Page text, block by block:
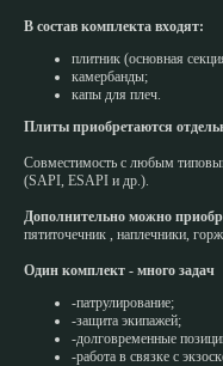
В состав комплекта входят:
плитник (основная
камербанды;
капы для плеч.
Плиты приобретаются
Совместимость с любым
(SAPI, ESAPI и др.).
Дополнительно можно
пятиточечник , наплечники,
Один комплект - много задач
-патрулирование;
-защита экипажей;
-долговременные
-работа в связке с